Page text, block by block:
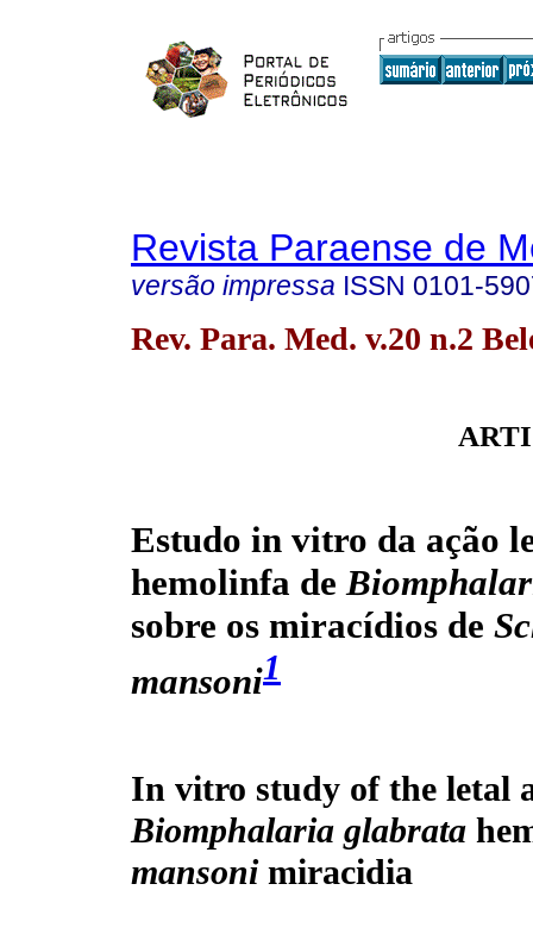
Revista Paraense de
versão impressa ISSN 0101-
Rev. Para. Med. v.20 n.2
Estudo in vitro da ação
hemolinfa de
sobre os miracídios de
mansoni1
In vitro study of the letal
Biomphalaria glabrata
mansonimiracidia